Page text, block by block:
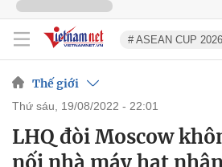
# ASEAN CUP 2026
Thế giới
thứ sáu, 19/08/2022 - 22:01
LHQ đòi Moscow